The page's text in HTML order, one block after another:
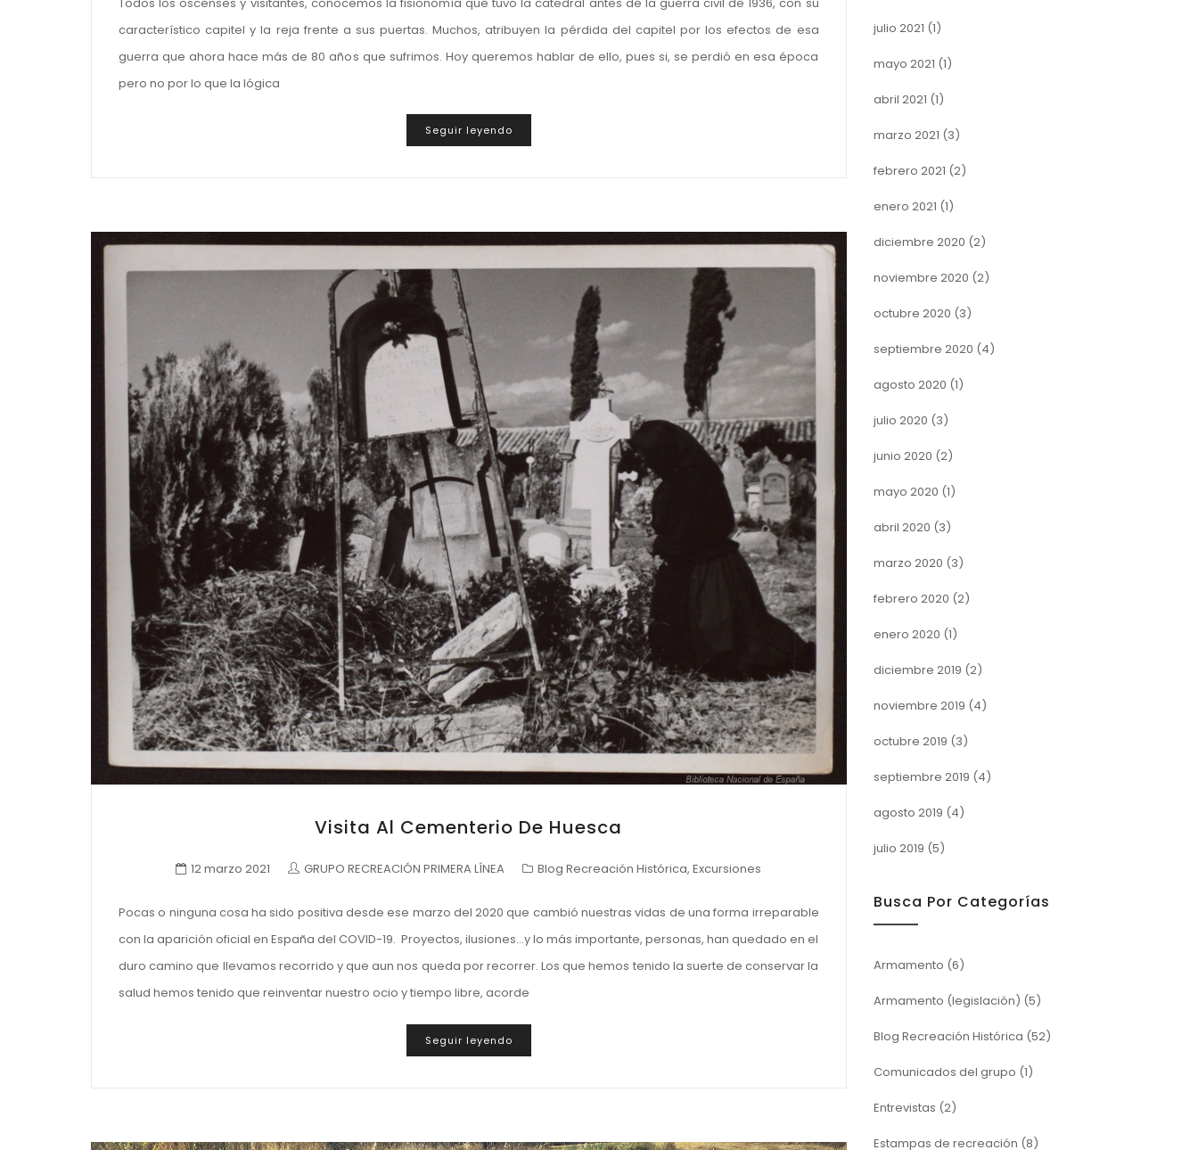
característico capitel y la reja frente a sus puertas. Muchos, atribuyen la pérdida del capitel por los efectos de esa
guerra que ahora hace más de 80 años que sufrimos. Hoy queremos hablar de ello, pues si, se perdió en esa época
pero no por lo que la lógica
Seguir leyendo
Visita Al Cementerio De Huesca
12 marzo 2021 GRUPO RECREACIÓN PRIMERA LÍNEA Blog Recreación Histórica,Excursiones
Pocas o ninguna cosa ha sido positiva desde ese marzo del 2020 que cambió nuestras vidas de una forma irreparable
con la aparición oficial en España del COVID-19. Proyectos, ilusiones…y lo más importante, personas, han quedado en el
duro camino que llevamos recorrido y que aun nos queda por recorrer. Los que hemos tenido la suerte de conservar la
salud hemos tenido que reinventar nuestro ocio y tiempo libre, acorde
Seguir leyendo
julio 2021 (1)
mayo 2021 (1)
abril 2021 (1)
marzo 2021 (3)
febrero 2021 (2)
enero 2021 (1)
diciembre 2020 (2)
noviembre 2020 (2)
octubre 2020 (3)
septiembre 2020 (4)
agosto 2020 (1)
julio 2020 (3)
junio 2020 (2)
mayo 2020 (1)
abril 2020 (3)
marzo 2020 (3)
febrero 2020 (2)
enero 2020 (1)
diciembre 2019 (2)
noviembre 2019 (4)
octubre 2019 (3)
septiembre 2019 (4)
agosto 2019 (4)
julio 2019 (5)
Busca Por Categorías
Armamento (6)
Armamento (legislación) (5)
Blog Recreación Histórica (52)
Comunicados del grupo (1)
Entrevistas (2)
Estampas de recreación (8)